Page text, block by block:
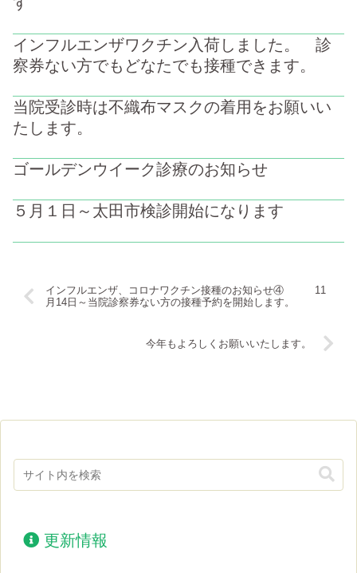
インフルエンザワクチン入荷しました。 診
察券ない方でもどなたでも接種できます。
当院受診時は不織布マスクの着用をお願いい
たします。
ゴールデンウイーク診療のお知らせ
５月１日～太田市検診開始になります
インフルエンザ、コロナワクチン接種のお知らせ④ 11
月14日～当院診察券ない方の接種予約を開始します。
今年もよろしくお願いいたします。
更新情報